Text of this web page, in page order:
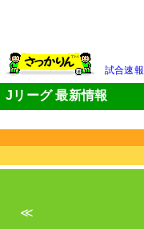
試合速報
Jリーグ 最新情報
≪